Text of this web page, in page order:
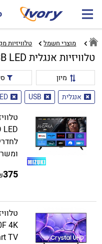
מוצרי חשמל טלוויזיות
טלוויזיות אנגלית USB LED
מיון
אנגלית
USB
375
4K
TV